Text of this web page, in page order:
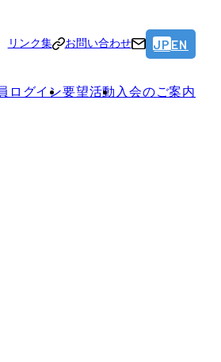
リンク集 お問い合わせ JP EN
ログイン要望活動 入会のご案内